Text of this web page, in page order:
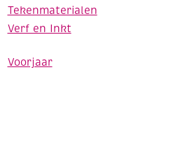
Tekenmaterialen
Verf en Inkt
Voorjaar